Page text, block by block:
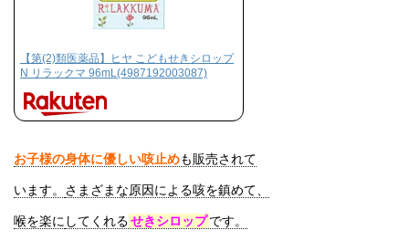
【第(2)類医薬品】ヒヤ こどもせきシロップ
N リラックマ 96mL(4987192003087)
お子様の身体に優しい咳止めも販売されて
います。 さまざまな原因による咳を鎮めて、
喉を楽に してくれるせきシロップです。